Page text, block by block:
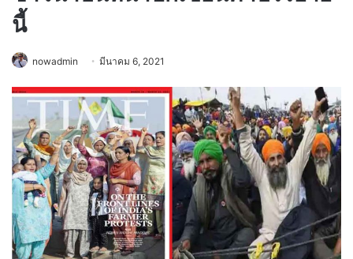
นี้
nowadmin มีนาคม 6, 2021